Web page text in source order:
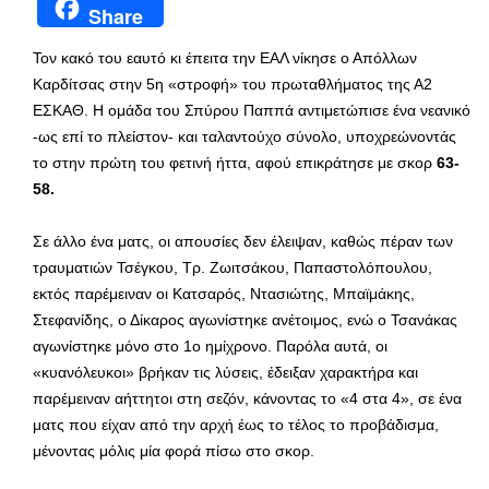
Share
Τον κακό του εαυτό κι έπειτα την ΕΑΛ νίκησε ο Απόλλων
Καρδίτσας στην 5η «στροφή» του πρωταθλήματος της Α2
ΕΣΚΑΘ. Η ομάδα του Σπύρου Παππά αντιμετώπισε ένα νεανικό
-ως επί το πλείστον- και ταλαντούχο σύνολο, υποχρεώνοντάς
το στην πρώτη του φετινή ήττα, αφού επικράτησε με σκορ 63-
58.
Σε άλλο ένα ματς, οι απουσίες δεν έλειψαν, καθώς πέραν των
τραυματιών Τσέγκου, Τρ. Ζωιτσάκου, Παπαστολόπουλου,
εκτός παρέμειναν οι Κατσαρός, Ντασιώτης, Μπαϊμάκης,
Στεφανίδης, ο Δίκαρος αγωνίστηκε ανέτοιμος, ενώ ο Τσανάκας
αγωνίστηκε μόνο στο 1ο ημίχρονο. Παρόλα αυτά, οι
«κυανόλευκοι» βρήκαν τις λύσεις, έδειξαν χαρακτήρα και
παρέμειναν αήττητοι στη σεζόν, κάνοντας το «4 στα 4», σε ένα
ματς που είχαν από την αρχή έως το τέλος το προβάδισμα,
μένοντας μόλις μία φορά πίσω στο σκορ.